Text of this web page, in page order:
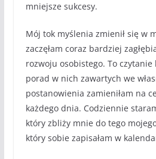
mniejsze sukcesy.
Mój tok myślenia zmienił się w
zaczęłam coraz bardziej
rozwoju osobistego. To
porad w nich zawartych we
postanowienia zamieniłam na
każdego dnia. Codziennie
który zbliży mnie do tego
który sobie zapisałam w